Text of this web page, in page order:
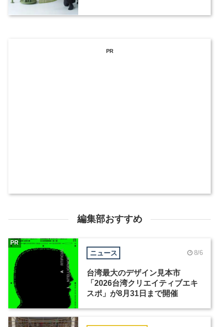
PR
編集部おすすめ
ニュース 8/6
台湾最大のデザイン見本市
「2026台湾クリエイティブエキ
スポ」が8月31日まで開催
PR